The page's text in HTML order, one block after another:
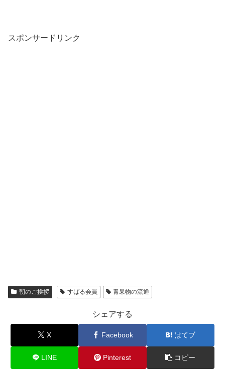
スポンサードリンク
朝のご挨拶 すばる会員 青果物の流通
シェアする
X Facebook はてブ
LINE Pinterest コピー